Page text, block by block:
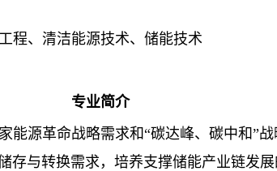
程、清洁能源技术、储能技术
专业简介
源革命战略需求和“碳达峰、碳中和”
与转换需求，培养支撑储能产业链发